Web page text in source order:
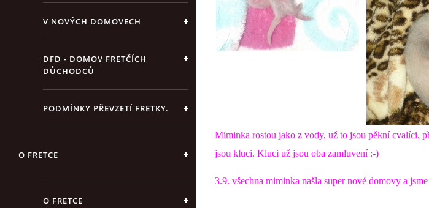
V NOVÝCH DOMOVECH
DFD - DOMOV FRETČÍCH
DŮCHODCŮ
PODMÍNKY PŘEVZETÍ FRETKY.
O FRETCE
O FRETCE
Miminka rostou jako z vody, už to jsou pěkní cvalíci,
jsou kluci. Kluci už jsou oba zamluvení :-)
3.9. všechna miminka našla super nové domovy a